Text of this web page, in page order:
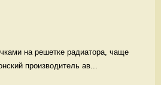
на решетке радиатора, чаще
производитель ав...